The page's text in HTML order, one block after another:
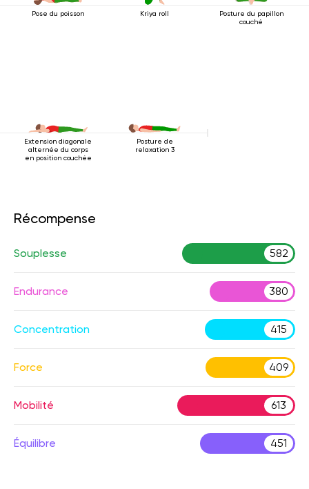
Pose du poisson Kriya roll
Posture du papillon
couché
Extension diagonale
alternée du corps
en position couchée
Posture de
relaxation 3
Récompense
Souplesse 582
Endurance 380
Concentration 415
Force 409
Mobilité 613
Équilibre 451